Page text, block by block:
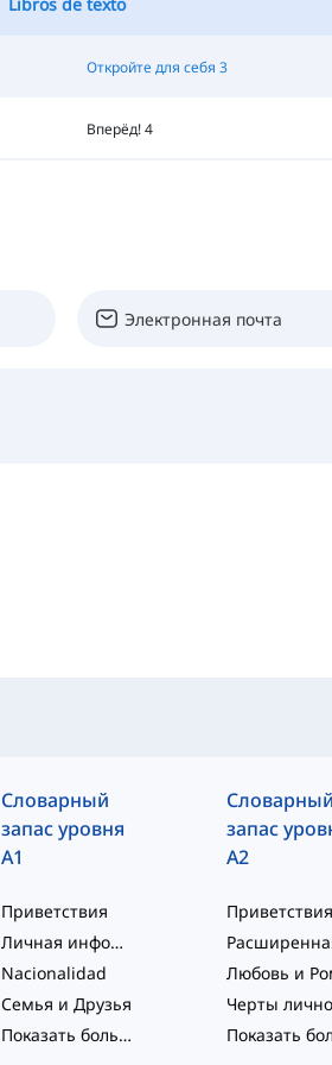
Откройте для себя 3
Вперёд! 4
Словарный
запас уровня
A1
Приветствия
Личная информация и общее описание
Nacionalidad
Семья и Друзья
Показать больше
Словарный
запас
A2